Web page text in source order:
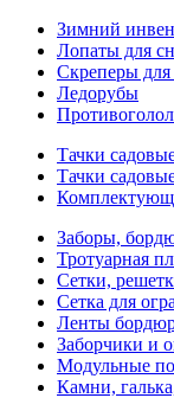
Зимний
Лопаты для
Скреперы для
Ледорубы
Тачки
Тачки
Заборы,
Тротуарная
Сетки,
Сетка для
Ленты
Заборчики и
Модульные
Камни,